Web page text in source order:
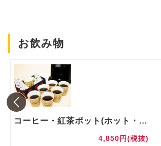
お飲み物
コーヒー・紅茶ポット(ホット・アイス)
4,850円(税抜)